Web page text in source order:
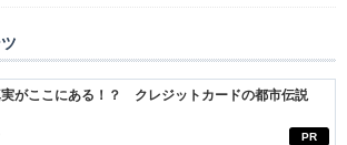
PR
実がここにある！？ クレジットカードの都市伝説